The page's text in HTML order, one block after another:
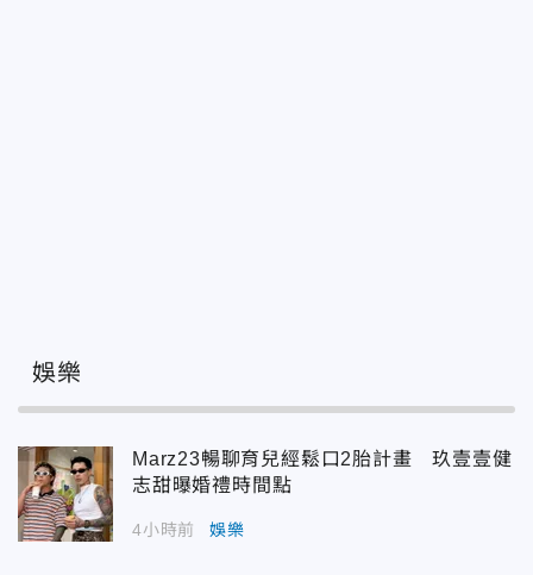
娛樂
Marz23暢聊育兒經鬆口2胎計畫 玖壹壹健
志甜曝婚禮時間點
4小時前 娛樂